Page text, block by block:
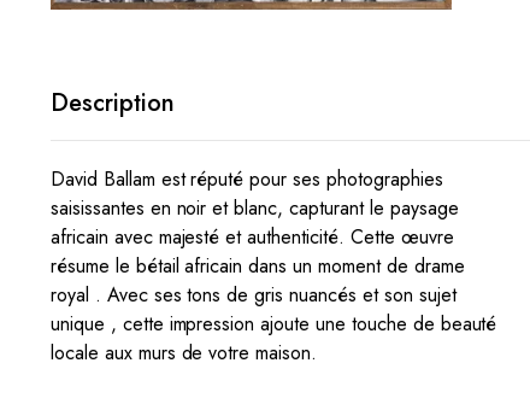
Description
David Ballam est réputé pour ses photographies
saisissantes en noir et blanc, capturant le paysage
africain avec majesté et authenticité. Cette œuvre
résume le bétail africain dans un moment de drame
royal . Avec ses tons de gris nuancés et son sujet
unique , cette impression ajoute une touche de beauté
locale aux murs de votre maison.